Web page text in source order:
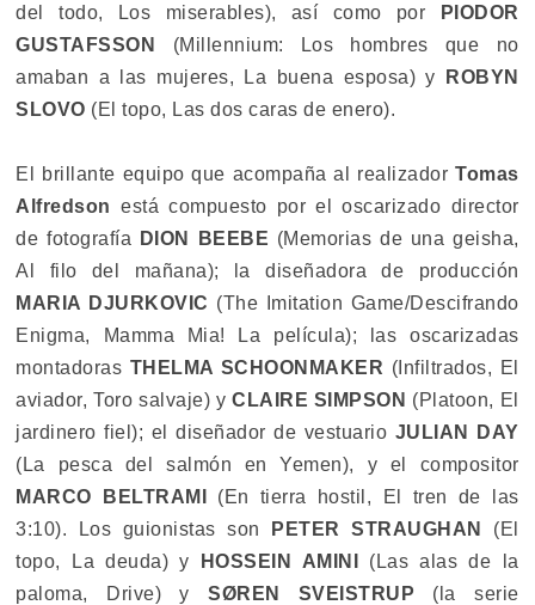
del todo, Los miserables), así como por
PIODOR
GUSTAFSSON
(Millennium: Los hombres que no
amaban a las mujeres, La buena esposa) y
ROBYN
SLOVO (El topo, Las dos caras de enero).
El brillante equipo que acompaña al realizadorTomas
Alfredson está compuesto por el oscarizado director
de fotografía
DION BEEBE (Memorias de una geisha,
Al filo del mañana); la diseñadora de producción
MARIA DJURKOVIC (The Imitation Game/Descifrando
Enigma, Mamma Mia! La película); las oscarizadas
montadoras THELMA SCHOONMAKER (Infiltrados, El
aviador, Toro salvaje) yCLAIRE SIMPSON (Platoon, El
jardinero fiel); el diseñador de vestuario JULIAN DAY
(La pesca del salmón en Yemen), y el compositor
MARCO BELTRAMI
(En tierra hostil, El tren de las
3:10). Los guionistas son
PETER STRAUGHAN
(El
topo, La deuda) y
HOSSEIN AMINI
(Las alas de la
paloma, Drive) y SØREN SVEISTRUP (la serie